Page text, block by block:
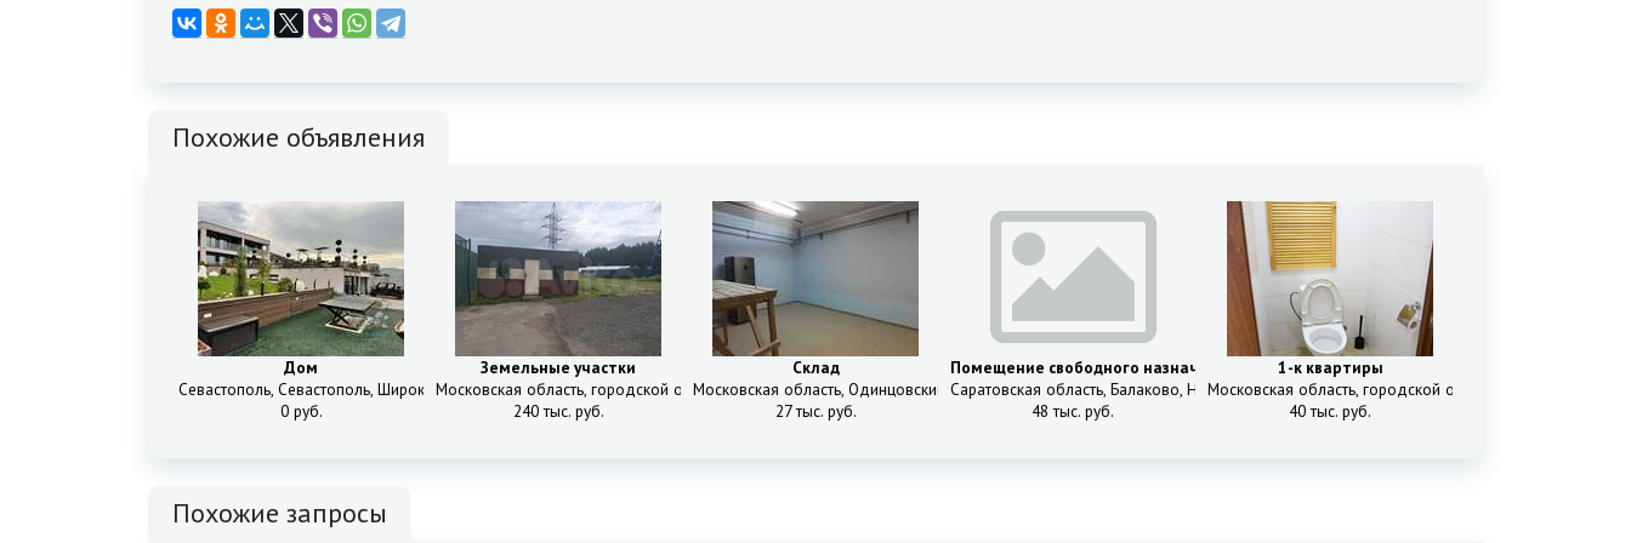
Похожие объявления
Дом
Севастополь, Севастополь, Широкое с, Булгакова ул,
0 руб.
Земельные участки
Московская область, городской округ Мытищи, деревня Шолохово, шоссе Старое Дмитровское, д.2а/6
240 тыс. руб.
Склад
Московская область, Одинцовский городской округ, Заречье Рабочий поселок, Сосновая улица, д.1Ак3
27 тыс. руб.
Помещение свободного назначения (ПСН)
Саратовская область, Балаково, Новый, Саратовское шоссе ул, 52/3
48 тыс. руб.
1-к квартиры
Московская область, городской округ Мытищи, Мытищи,
40 тыс. руб.
Похожие запросы